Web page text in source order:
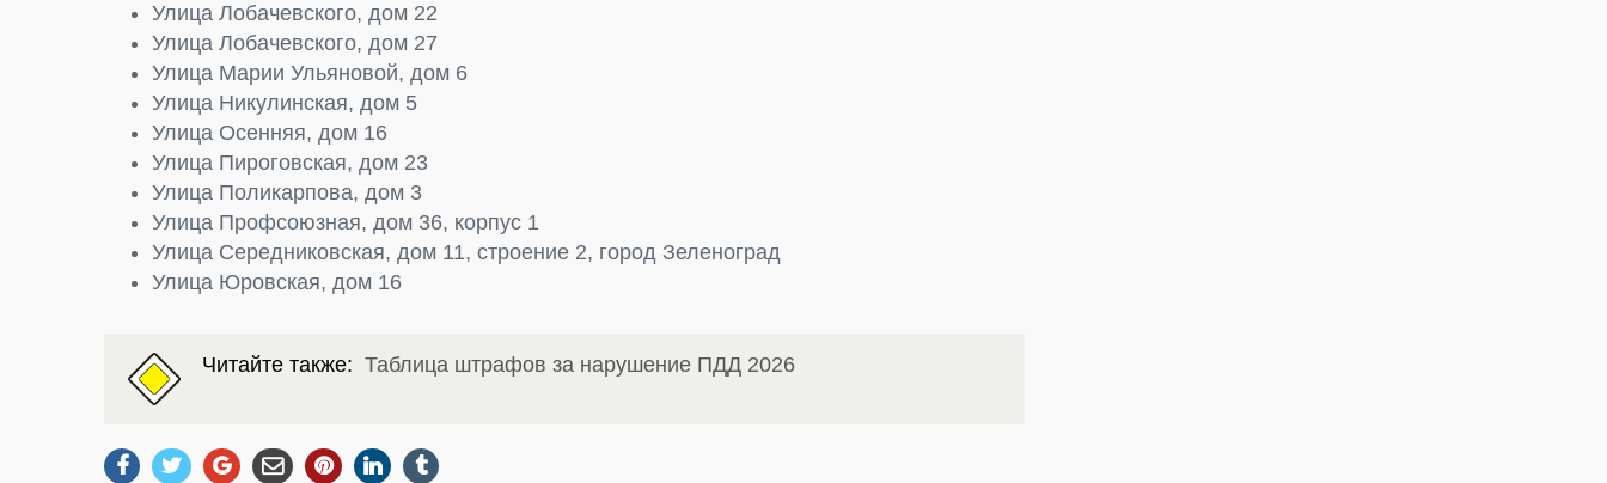
Улица Лобачевского, дом 22
Улица Лобачевского, дом 27
Улица Марии Ульяновой, дом 6
Улица Никулинская, дом 5
Улица Осенняя, дом 16
Улица Пироговская, дом 23
Улица Поликарпова, дом 3
Улица Профсоюзная, дом 36, корпус 1
Улица Середниковская, дом 11, строение 2, город Зеленоград
Улица Юровская, дом 16
Читайте также: Таблица штрафов за нарушение ПДД 2026